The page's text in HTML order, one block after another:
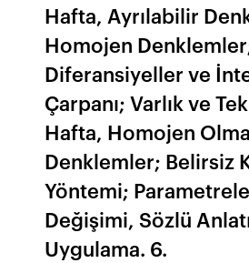
Hafta, Ayrılabilir
Homojen
Diferansiyeller ve
Çarpanı; Varlık ve
Hafta, Homojen
Denklemler; Belirsiz
Yöntemi;
Değişimi, Sözlü
Uygulama. 6.